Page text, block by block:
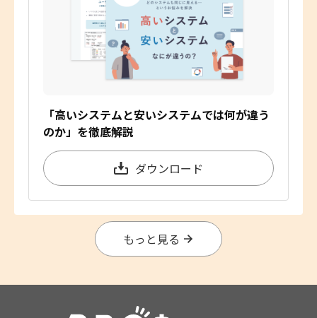
「高いシステムと安いシステムでは何が違う
のか」を徹底解説
ダウンロード
もっと見る